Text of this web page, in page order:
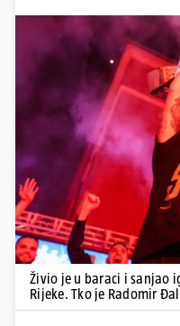
Živio je u baraci i sanjao
Rijeke. Tko je Radomir